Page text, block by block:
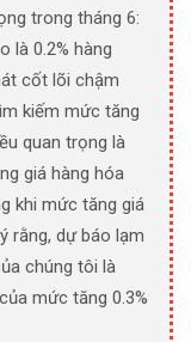
trong tháng 6:
là 0.2% hàng
cốt lõi chậm
kiếm mức tăng
quan trọng là
giá hàng hóa
khi mức tăng giá
rằng, dự báo lạm
chúng tôi là
mức tăng 0.3%